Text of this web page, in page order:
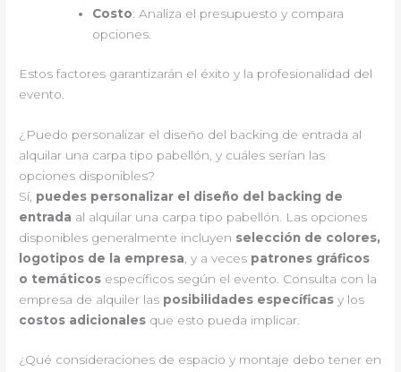
Costo: Analiza el presupuesto y compara
opciones.
Estos factores garantizarán el éxito y la profesionalidad del
evento.
¿Puedo personalizar el diseño del backing de entrada al
alquilar una carpa tipo pabellón, y cuáles serían las
opciones disponibles?
Sí, puedes personalizar el diseño del backing de
entrada al alquilar una carpa tipo pabellón. Las opciones
disponibles generalmente incluyen selección de colores,
logotipos de la empresa , y a veces patrones gráficos
o temáticos específicos según el evento. Consulta con la
empresa de alquiler las posibilidades específicas y los
costos adicionales que esto pueda implicar.
¿Qué consideraciones de espacio y montaje debo tener en